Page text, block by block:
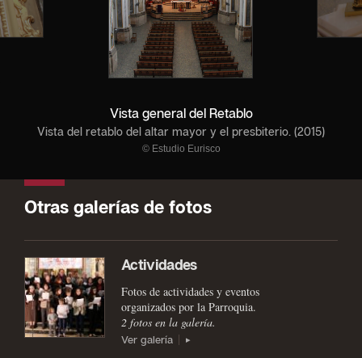
Vista general del Retablo
Vista del retablo del altar mayor y el presbiterio. (2015)
© Estudio Eurisco
Otras galerías de fotos
Actividades
Fotos de actividades y eventos
organizados por la Parroquia.
2 fotos en la galería.
Ver galería